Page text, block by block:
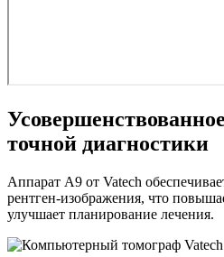
точной диагностики
Аппарат A9 от Vatech
рентген-изображения, что
улучшает планирование лечения.